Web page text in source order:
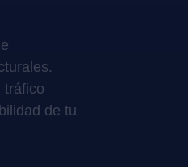
tráfico
de tu